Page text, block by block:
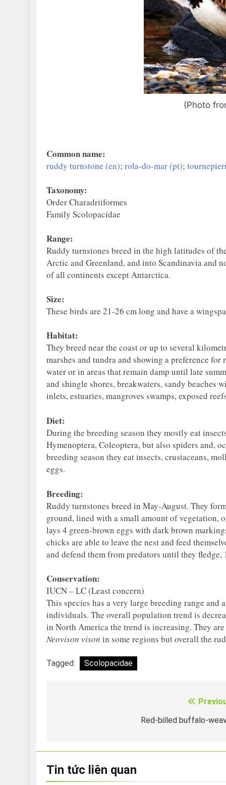
(Photo
Common name:
ruddy turnstone (en); rola-do-mar (pt);
Taxonomy:
Order Charadriiformes
Family Scolopacidae
Range:
Ruddy turnstones breed in the high latitudes of
Arctic and Greenland, and into Scandinavia and
of all continents except Antarctica.
Size:
These birds are 21-26 cm long and have a
Habitat:
They breed near the coast or up to several
marshes and tundra and showing a preference
water or in areas that remain damp until late
and shingle shores, breakwaters, sandy beaches
inlets, estuaries, mangroves swamps, exposed
Diet:
During the breeding season they mostly eat
Hymenoptera, Coleoptera, but also spiders and,
breeding season they eat insects, crustaceans,
eggs.
Breeding:
Ruddy turnstones breed in May-August. They
ground, lined with a small amount of vegetation,
lays 4 green-brown eggs with dark brown
chicks are able to leave the nest and feed
and defend them from predators until they
Conservation:
IUCN – LC (Least concern)
This species has a very large breeding range
individuals. The overall population trend is
in North America the trend is increasing. They
Neovison vison in some regions but overall the
Tagged: Scolopacidae
Red-billed buffalo-
Tin tức liên quan